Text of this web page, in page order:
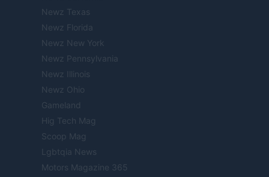
Newz Texas
Newz Florida
Newz New York
Newz Pennsylvania
Newz Illinois
Newz Ohio
Gameland
Hig Tech Mag
Scoop Mag
Lgbtqia News
Motors Magazine 365